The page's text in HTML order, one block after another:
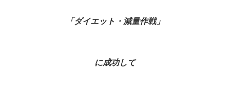
「ダイエット・減量作戦」
に成功して